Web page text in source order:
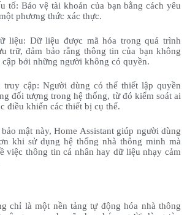
tố: Bảo vệ tài khoản của bạn bằng cách yêu
phương thức xác thực.
liệu: Dữ liệu được mã hóa trong quá trình
trữ, đảm bảo rằng thông tin của bạn không
bởi những người không có quyền.
truy cập: Người dùng có thể thiết lập quyền
đối tượng trong hệ thống, từ đó kiểm soát ai
điều khiển các thiết bị cụ thể.
mật này, Home Assistant giúp người dùng
khi sử dụng hệ thống nhà thông minh mà
việc thông tin cá nhân hay dữ liệu nhạy cảm
chỉ là một nền tảng tự động hóa nhà thông